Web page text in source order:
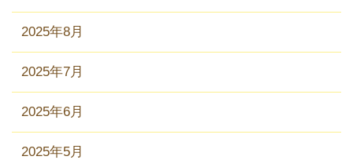
2025年8月
2025年7月
2025年6月
2025年5月